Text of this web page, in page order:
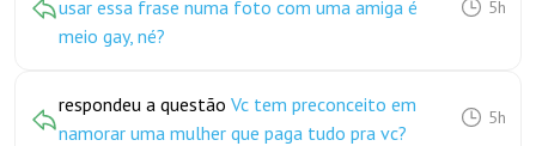
usar essa frase numa foto com uma amiga é
meio gay, né?
5h
respondeu a questão Vc tem preconceito em
namorar uma mulher que paga tudo pra vc?
5h